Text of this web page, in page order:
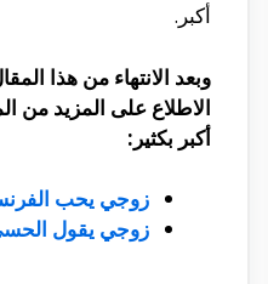
أكبر.
وبعد الانتهاء من هذا
الاطلاع على المزيد من
أكبر بكثير:
زوجي يحب
زوجي يقول